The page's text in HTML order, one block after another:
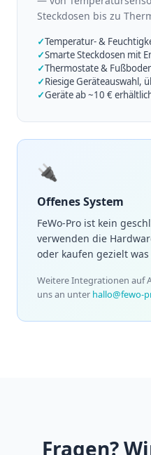
Steckdosen bis zu
✓Temperatur- &
✓Smarte Steckdosen mit
✓Thermostate &
✓Riesige Geräteauswahl,
✓Geräte ab ~10 €
🔌
Offenes System
FeWo-Pro ist kein
verwenden die
oder kaufen gezielt
Weitere Integrationen auf
uns an unter hallo@fewo-
Fragen?